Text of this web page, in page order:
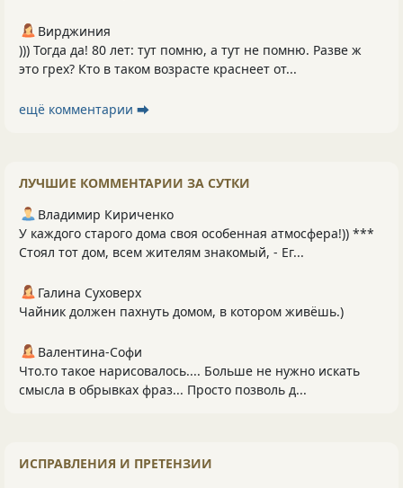
Вирджиния
))) Тогда да! 80 лет: тут помню, а тут не помню. Разве ж
это грех? Кто в таком возрасте краснеет от...
ещё комментарии ⮕
ЛУЧШИЕ КОММЕНТАРИИ ЗА СУТКИ
Владимир Кириченко
У каждого старого дома своя особенная атмосфера!)) ***
Стоял тот дом, всем жителям знакомый, - Ег...
Галина Суховерх
Чайник должен пахнуть домом, в котором живёшь.)
Валентина-Софи
Что.то такое нарисовалось.... Больше не нужно искать
смысла в обрывках фраз... Просто позволь д...
ИСПРАВЛЕНИЯ И ПРЕТЕНЗИИ